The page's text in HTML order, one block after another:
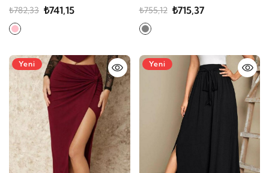
Midi Kaşkorse Etek
₺782,33 ₺741,15
Uzun Süprem Etek
₺755,12 ₺715,37
Yeni Yeni